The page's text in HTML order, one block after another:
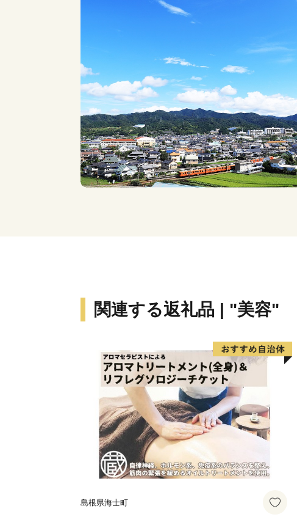
関連する返礼品 | "美容"
島根県海士町